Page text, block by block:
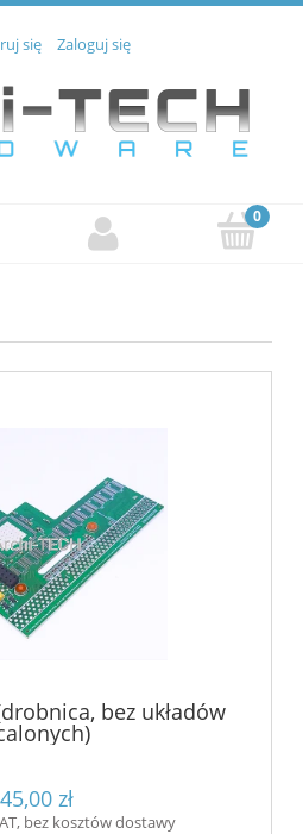
się Zaloguj się
bez układów
45,00 zł
bez kosztów dostawy